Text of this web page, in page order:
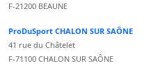
F-21200 BEAUNE
ProDuSport CHALON SUR SAÔNE
41 rue du Châtelet
F-71100 CHALON SUR SAÔNE